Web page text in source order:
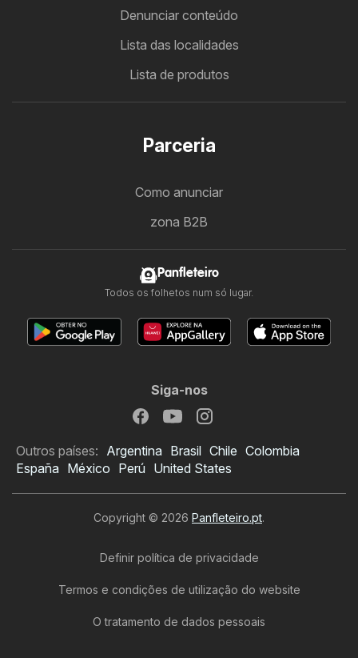
Folheto Hôma
Denunciar conteúdo
Lista das localidades
Lista de produtos
Parceria
Como anunciar
zona B2B
Panfleteiro
Todos os folhetos num só lugar.
Siga-nos
Outros países: Argentina Brasil Chile Colombia
España México Perú United States
Copyright © 2026 Panfleteiro.pt.
Definir política de privacidade
Termos e condições de utilização do website
O tratamento de dados pessoais